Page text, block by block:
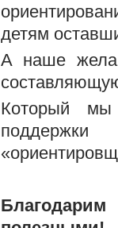
детям
А наше
Который мы